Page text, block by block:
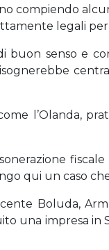
compiendo
legali per
buon senso e
l’Olanda,
qui un caso
Boluda,
una impresa in